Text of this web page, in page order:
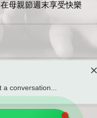
母親節週末享受快樂
查看全部
Mon-Fri 9:00 - 23:30
a conversation...